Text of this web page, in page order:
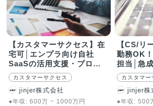
【カスタマーサクセス】在
宅可│エンプラ向け自社
SaaSの活用支援・プロマ
ネカスタマーサクセス
jinjer株式会社
●年収:600万 ~ 1000万 円
【CS/リ
勤務OK
担当│急
SaaS
カスタマー
jinjer株
●年収:500